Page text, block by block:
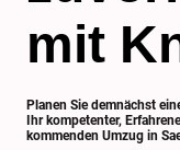
mit
Planen Sie demnächst
Ihr kompetenter,
kommenden Umzug in